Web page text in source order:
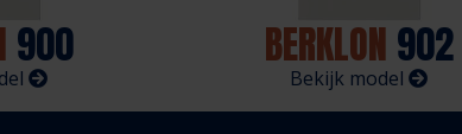
900 BERKLON 902
Bekijk model